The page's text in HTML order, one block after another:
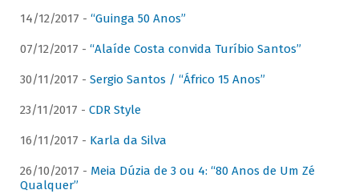
14/12/2017 - “Guinga 50 Anos”
07/12/2017 - “Alaíde Costa convida Turíbio Santos”
30/11/2017 - Sergio Santos / “Áfrico 15 Anos”
23/11/2017 - CDR Style
16/11/2017 - Karla da Silva
26/10/2017 - Meia Dúzia de 3 ou 4: “80 Anos de Um Zé
Qualquer”